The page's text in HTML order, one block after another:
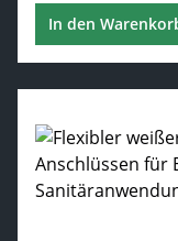
In den